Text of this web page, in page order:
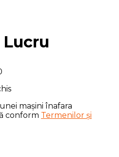
mașini înafara
conform Termenilor și